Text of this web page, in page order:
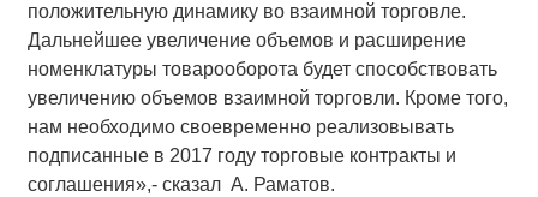
положительную динамику во взаимной торговле.
Дальнейшее увеличение объемов и расширение
номенклатуры товарооборота будет способствовать
увеличению объемов взаимной торговли. Кроме того,
нам необходимо своевременно реализовывать
подписанные в 2017 году торговые контракты и
соглашения»,- сказал А. Раматов.